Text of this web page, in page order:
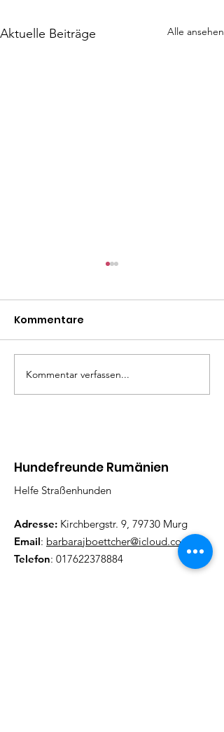
Aktuelle Beiträge Alle ansehen
Kommentare
Kommentar verfassen...
Hundefreunde Rumänien
Helfe Straßenhunden
Adresse: Kirchbergstr. 9, 79730 Murg
Email: barbarajboettcher@icloud.com
Telefon: 017622378884